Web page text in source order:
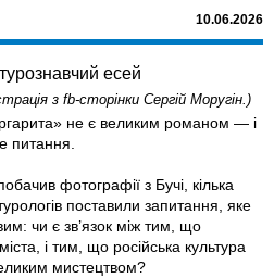
10.06.2026
з fb-сторінки Сергій Моругін.)
не є великим романом — і
питання.
фотографії з Бучі, кілька
поставили запитання, яке
чи є зв’язок між тим, що
і тим, що російська культура
мистецтвом?